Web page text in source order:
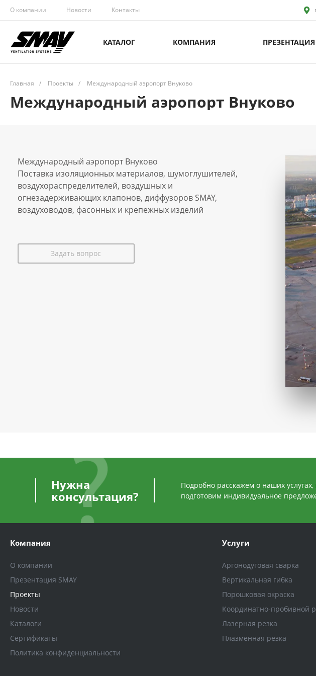
О компании Новости Контакты
КАТАЛОГ КОМПАНИЯ ПРЕЗЕНТАЦИЯ
Главная / Проекты / Международный аэропорт Внуково
Международный аэропорт Внуково
Международный аэропорт Внуково
Поставка изоляционных материалов, шумоглушителей,
воздухораспределителей, воздушных и
огнезадерживающих клапонов, диффузоров SMAY,
воздуховодов, фасонных и крепежных изделий
Задать вопрос
Нужна
консультация?
Подробно расскажем о наших
подготовим индивидуальное
Компания
О компании
Презентация SMAY
Проекты
Новости
Каталоги
Сертификаты
Политика конфиденциальности
Услуги
Аргонодуговая сварка
Вертикальная гибка
Порошковая окраска
Координатно-пробивной
Лазерная резка
Плазменная резка